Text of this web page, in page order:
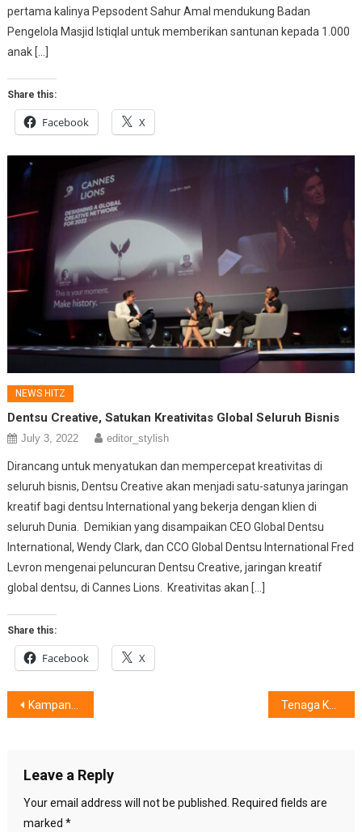
pertama kalinya Pepsodent Sahur Amal mendukung Badan
Pengelola Masjid Istiqlal untuk memberikan santunan kepada 1.000
anak […]
Share this:
Facebook X
NEWS HITZ
Dentsu Creative, Satukan Kreativitas Global Seluruh Bisnis
July 3, 2022 editor_stylish
Dirancang untuk menyatukan dan mempercepat kreativitas di
seluruh bisnis, Dentsu Creative akan menjadi satu-satunya jaringan
kreatif bagi dentsu International yang bekerja dengan klien di
seluruh Dunia. Demikian yang disampaikan CEO Global Dentsu
International, Wendy Clark, dan CCO Global Dentsu International Fred
Levron mengenai peluncuran Dentsu Creative, jaringan kreatif
global dentsu, di Cannes Lions. Kreativitas akan […]
Share this:
Facebook X
Post
Kampanye #PerjalananBerKahf : Ada Keberkahan Dalam Setiap Perjalanan Tenaga Kerja Muda, Bersiap Terampil Beriring IoT
Leave a Reply
Your email address will not be published.
Required fields are
marked *